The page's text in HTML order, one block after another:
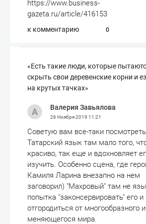
https://www.business-
gazeta.ru/article/416153
к комментарию 0
«Есть такие люди, которые
скрыть свои деревенские корни и
на крутых тачках»
Валерия Завьялова
26 Ноября 2019 11:21
Советую вам все-таки
Татарский язык там мало того,
красиво, так еще и вдохновляет
изучить. Особенно сцена, где
Камиля Ларина внезапно на нем
заговорил) "Махровый" там не
попытка "законсервировать" его и
отгородиться от многообразного и
меняющегося мира.